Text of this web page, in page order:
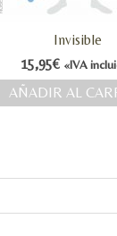
y opiniones
Invisible
15,95€ «IVA
AÑADIR AL